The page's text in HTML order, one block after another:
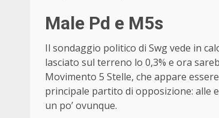
Male Pd e M5s
Il sondaggio politico di Swg vede in
lasciato sul terreno lo 0,3% e ora
Movimento 5 Stelle, che appare
principale partito di opposizione: alle
un po’ ovunque.